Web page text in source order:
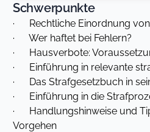
Schwerpunkte
· Rechtliche Einordnung
· Wer haftet bei Fehlern?
· Hausverbote:
· Einführung in relevante
· Das Strafgesetzbuch in
· Einführung in die
· Handlungshinweise und
Vorgehen